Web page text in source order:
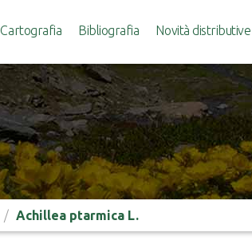
Cartografia Bibliografia Novità distributive
Achillea ptarmica L.